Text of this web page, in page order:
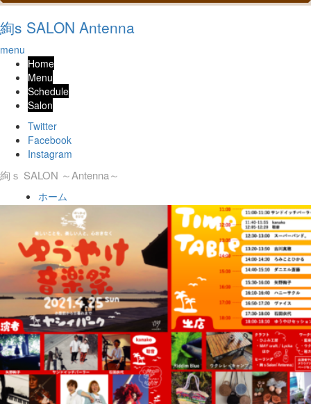
絢s SALON Antenna
menu
Home
Menu
Schedule
Salon
Twitter
Facebook
Instagram
絢ｓ SALON ～Antenna～
ホーム
＃ライヴ